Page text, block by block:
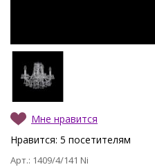
Мне нравится
Нравится: 5 посетителям
Арт.: 1409/4/141 Ni